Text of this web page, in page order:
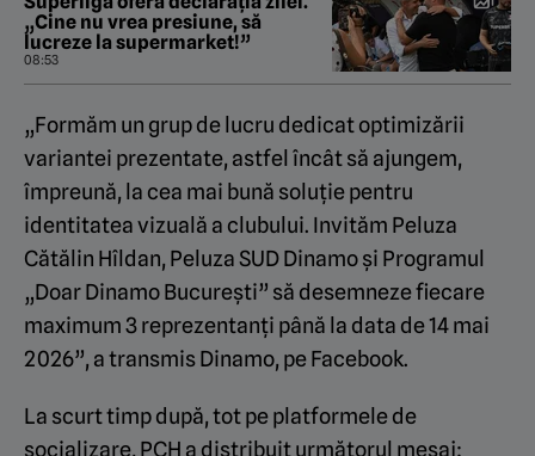
„Cine nu vrea presiune, să
lucreze la supermarket!”
08:53
„Formăm un grup de lucru dedicat optimizării
variantei prezentate, astfel încât să ajungem,
împreună, la cea mai bună soluție pentru
identitatea vizuală a clubului. Invităm Peluza
Cătălin Hîldan, Peluza SUD Dinamo și Programul
„Doar Dinamo București” să desemneze fiecare
maximum 3 reprezentanți până la data de 14 mai
2026”, a transmis Dinamo, pe Facebook.
La scurt timp după, tot pe platformele de
socializare, PCH a distribuit următorul mesaj: